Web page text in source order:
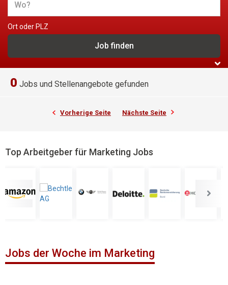
Ort oder PLZ
0 Jobs und Stellenangebote gefunden
Vorherige Seite Nächste Seite
Top Arbeitgeber für Marketing Jobs
Jobs der Woche im Marketing